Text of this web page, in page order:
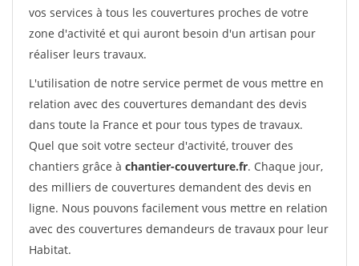
vos services à tous les couvertures proches de votre
zone d'activité et qui auront besoin d'un artisan pour
réaliser leurs travaux.
L'utilisation de notre service permet de vous mettre en
relation avec des couvertures demandant des devis
dans toute la France et pour tous types de travaux.
Quel que soit votre secteur d'activité, trouver des
chantiers grâce à chantier-couverture.fr. Chaque jour,
des milliers de couvertures demandent des devis en
ligne. Nous pouvons facilement vous mettre en relation
avec des couvertures demandeurs de travaux pour leur
Habitat.